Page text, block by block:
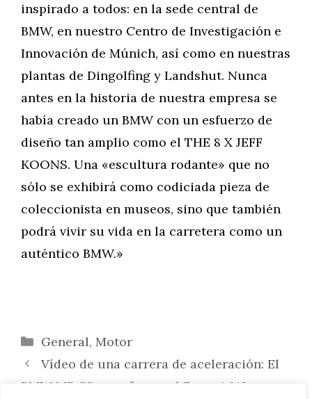
inspirado a todos: en la sede central de
BMW, en nuestro Centro de Investigación e
Innovación de Múnich, así como en nuestras
plantas de Dingolfing y Landshut. Nunca
antes en la historia de nuestra empresa se
había creado un BMW con un esfuerzo de
diseño tan amplio como el THE 8 X JEFF
KOONS. Una «escultura rodante» que no
sólo se exhibirá como codiciada pieza de
coleccionista en museos, sino que también
podrá vivir su vida en la carretera como un
auténtico BMW.»
Categorías
General, Motor
Vídeo de una carrera de aceleración: El
BMW M5 CS se enfrenta al Ferrari 812